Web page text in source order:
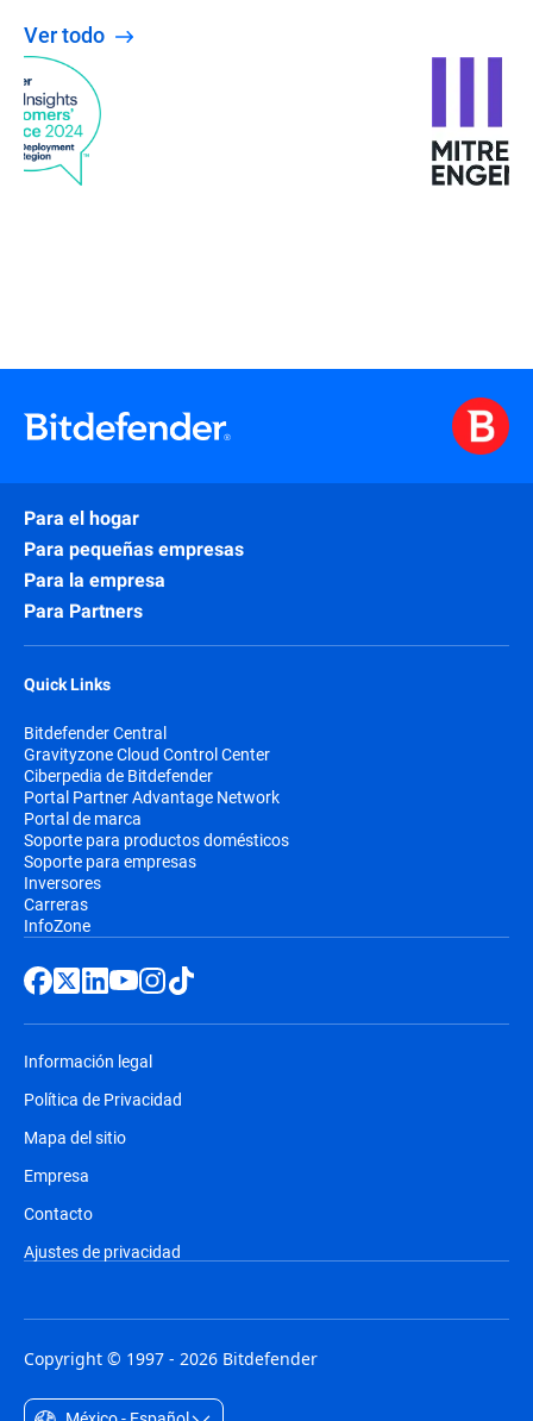
Ver todo
Para el hogar
Para pequeñas empresas
Para la empresa
Para Partners
Quick Links
Bitdefender Central
Gravityzone Cloud Control Center
Ciberpedia de Bitdefender
Portal Partner Advantage Network
Portal de marca
Soporte para productos domésticos
Soporte para empresas
Inversores
Carreras
InfoZone
Información legal
Política de Privacidad
Mapa del sitio
Empresa
Contacto
Ajustes de privacidad
Copyright © 1997 - 2026 Bitdefender